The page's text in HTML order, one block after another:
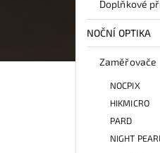
Doplňkové
NOČNÍ OPTIKA
Zaměřovače
NOCPIX
HIKMICRO
PARD
NIGHT